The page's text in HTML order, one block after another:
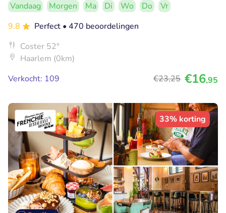
Vandaag Morgen Ma Di Wo Do
Vr
9.8
Perfect • 470 beoordelingen
Coster 52°
Haarlem (0km)
Verkocht: 109
€23,25 €16,95
33% korting